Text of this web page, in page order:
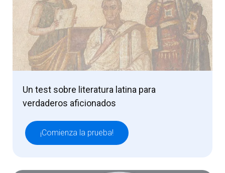
Un test sobre literatura latina para
verdaderos aficionados
¡Comienza la prueba!